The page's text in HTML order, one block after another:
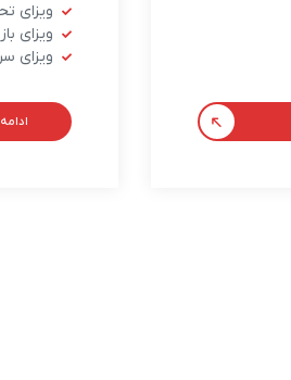
ویزای
ویزای
ویزای